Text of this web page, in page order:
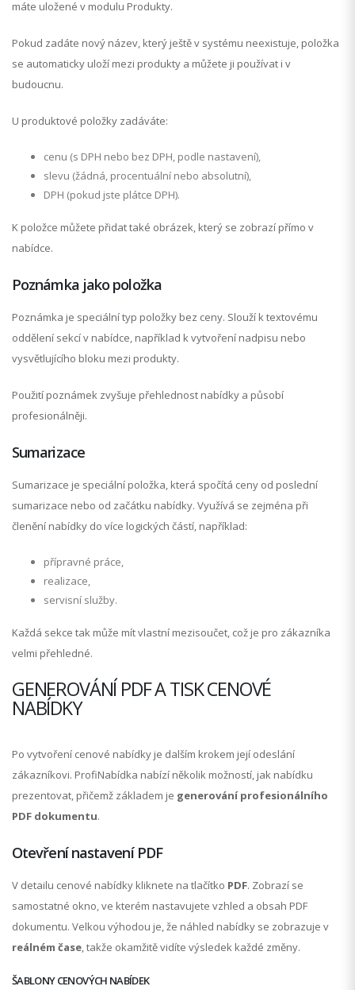
máte uložené v modulu Produkty.
Pokud zadáte nový název, který ještě v systému neexistuje, položka
se automaticky uloží mezi produkty a můžete ji používat i v
budoucnu.
U produktové položky zadáváte:
cenu (s DPH nebo bez DPH, podle nastavení),
slevu (žádná, procentuální nebo absolutní),
DPH (pokud jste plátce DPH).
K položce můžete přidat také obrázek, který se zobrazí přímo v
nabídce.
Poznámka jako položka
Poznámka je speciální typ položky bez ceny. Slouží k textovému
oddělení sekcí v nabídce, například k vytvoření nadpisu nebo
vysvětlujícího bloku mezi produkty.
Použití poznámek zvyšuje přehlednost nabídky a působí
profesionálněji.
Sumarizace
Sumarizace je speciální položka, která spočítá ceny od poslední
sumarizace nebo od začátku nabídky. Využívá se zejména při
členění nabídky do více logických částí, například:
přípravné práce,
realizace,
servisní služby.
Každá sekce tak může mít vlastní mezisoučet, což je pro zákazníka
velmi přehledné.
GENEROVÁNÍ PDF A TISK CENOVÉ
NABÍDKY
Po vytvoření cenové nabídky je dalším krokem její odeslání
zákazníkovi. ProfiNabídka nabízí několik možností, jak nabídku
prezentovat, přičemž základem je generování profesionálního
PDF dokumentu.
Otevření nastavení PDF
V detailu cenové nabídky kliknete na tlačítko PDF. Zobrazí se
samostatné okno, ve kterém nastavujete vzhled a obsah PDF
dokumentu. Velkou výhodou je, že náhled nabídky se zobrazuje v
reálném čase, takže okamžitě vidíte výsledek každé změny.
ŠABLONY CENOVÝCH NABÍDEK